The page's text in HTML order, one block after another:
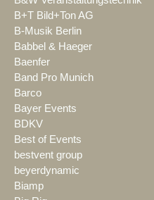
B+T Bild+Ton AG
B-Musik Berlin
Babbel & Haeger
Baenfer
Band Pro Munich
Barco
Bayer Events
BDKV
Best of Events
bestvent group
beyerdynamic
Biamp